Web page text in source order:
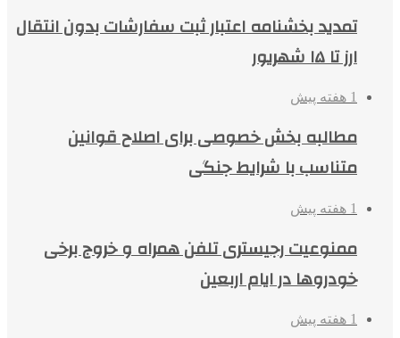
تمدید بخشنامه اعتبار ثبت سفارشات بدون انتقال
ارز تا ۱۵ شهریور
1 هفته پیش
مطالبه بخش خصوصی برای اصلاح قوانین
متناسب با شرایط جنگی
1 هفته پیش
ممنوعیت رجیستری تلفن همراه و خروج برخی
خودروها در ایام اربعین
1 هفته پیش